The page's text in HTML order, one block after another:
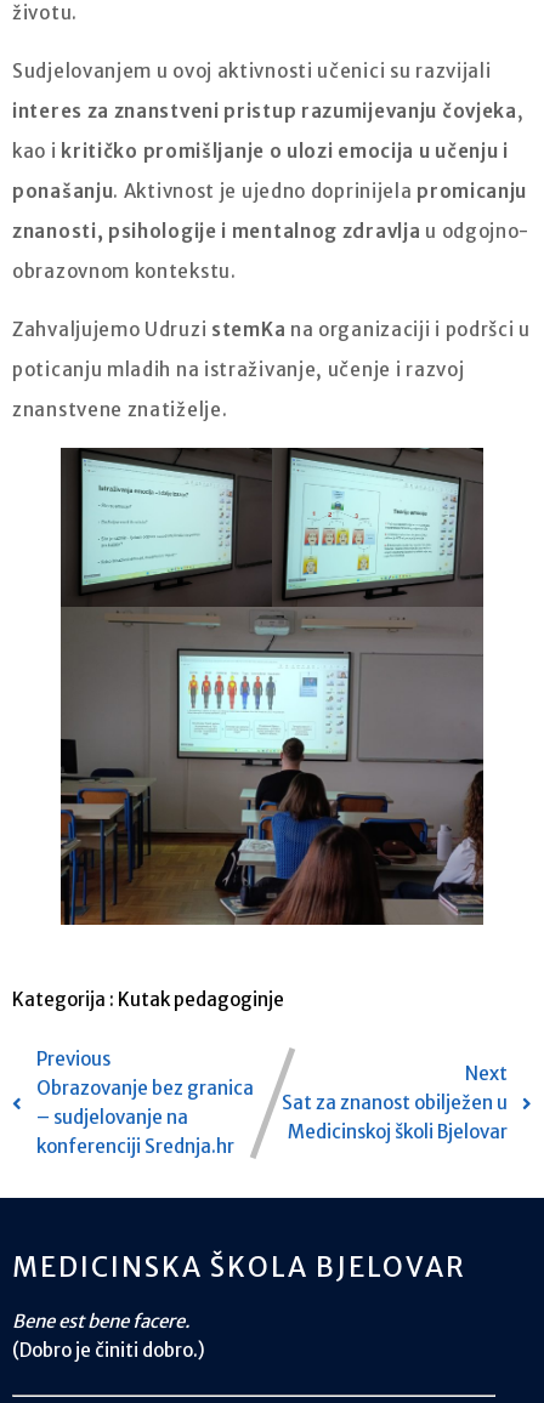
životu.
Sudjelovanjem u ovoj aktivnosti učenici su razvijali
interes za znanstveni pristup razumijevanju čovjeka,
kao i kritičko promišljanje o ulozi emocija u učenju i
ponašanju. Aktivnost je ujedno doprinijela promicanju
znanosti, psihologije i mentalnog zdravlja u odgojno-
obrazovnom kontekstu.
Zahvaljujemo Udruzi stemKa na organizaciji i podršci u
poticanju mladih na istraživanje, učenje i razvoj
znanstvene znatiželje.
Kategorija : Kutak pedagoginje
Previous
Obrazovanje bez granica
– sudjelovanje na
konferenciji Srednja.hr
Next
Sat za znanost obilježen u
Medicinskoj školi Bjelovar
MEDICINSKA ŠKOLA BJELOVAR
Bene est bene facere.
(Dobro je činiti dobro.)